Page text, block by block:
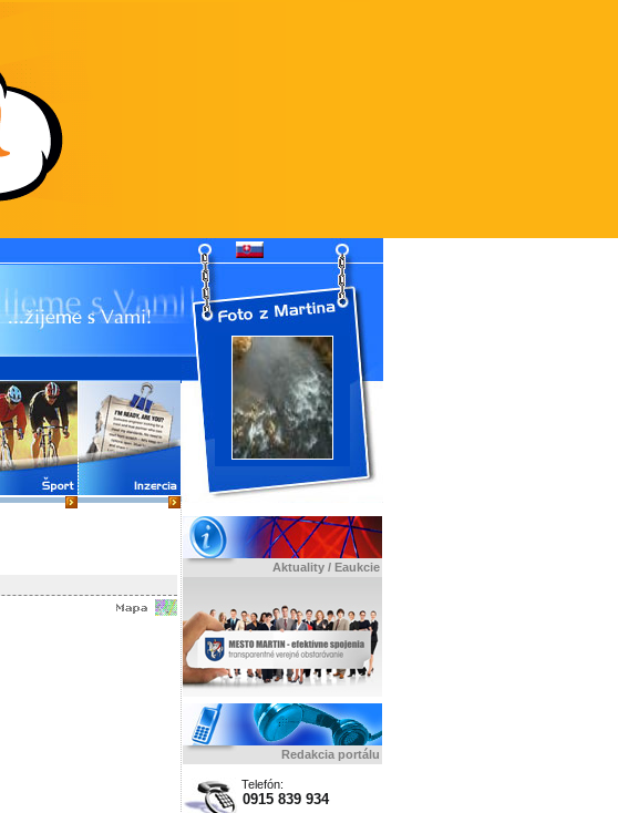
Aktuality / Eaukcie
Redakcia portálu
Telefón:
0915 839 934